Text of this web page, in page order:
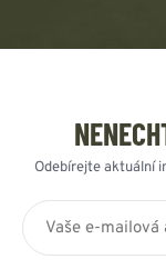
Odebírejte aktuální